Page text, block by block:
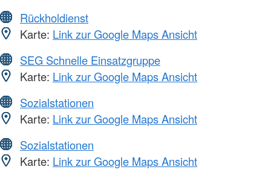
Rückholdienst
Karte: Link zur Google Maps Ansicht
SEG Schnelle Einsatzgruppe
Karte: Link zur Google Maps Ansicht
Sozialstationen
Karte: Link zur Google Maps Ansicht
Sozialstationen
Karte: Link zur Google Maps Ansicht